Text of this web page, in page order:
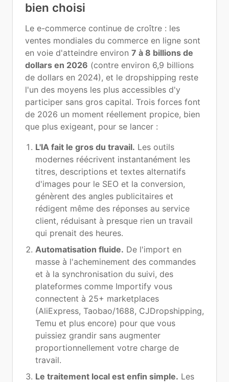
bien choisi
Le e-commerce continue de croître : les
ventes mondiales du commerce en ligne sont
en voie d'atteindre environ 7 à 8 billions de
dollars en 2026 (contre environ 6,9 billions
de dollars en 2024), et le dropshipping reste
l'un des moyens les plus accessibles d'y
participer sans gros capital. Trois forces font
de 2026 un moment réellement propice, bien
que plus exigeant, pour se lancer :
L'IA fait le gros du travail. Les outils
modernes réécrivent instantanément les
titres, descriptions et textes alternatifs
d'images pour le SEO et la conversion,
génèrent des angles publicitaires et
rédigent même des réponses au service
client, réduisant à presque rien un travail
qui prenait des heures.
Automatisation fluide. De l'import en
masse à l'acheminement des commandes
et à la synchronisation du suivi, des
plateformes comme Importify vous
connectent à 25+ marketplaces
(AliExpress, Taobao/1688, CJDropshipping,
Temu et plus encore) pour que vous
puissiez grandir sans augmenter
proportionnellement votre charge de
travail.
Le traitement local est enfin simple. Les